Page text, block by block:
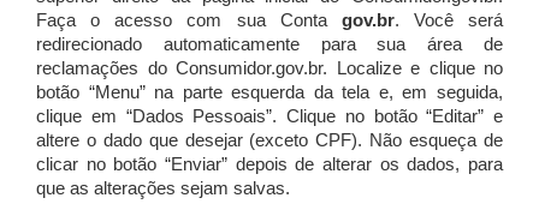
Faça o acesso com sua Conta gov.br. Você será
redirecionado automaticamente para sua área de
reclamações do Consumidor.gov.br.
Localize e clique no
botão “Menu” na parte esquerda da tela e, em seguida,
clique em “Dados Pessoais”. Clique no botão “Editar” e
altere o dado que desejar (exceto CPF). Não esqueça de
clicar no botão “Enviar” depois de alterar os dados, para
que as alterações sejam salvas.